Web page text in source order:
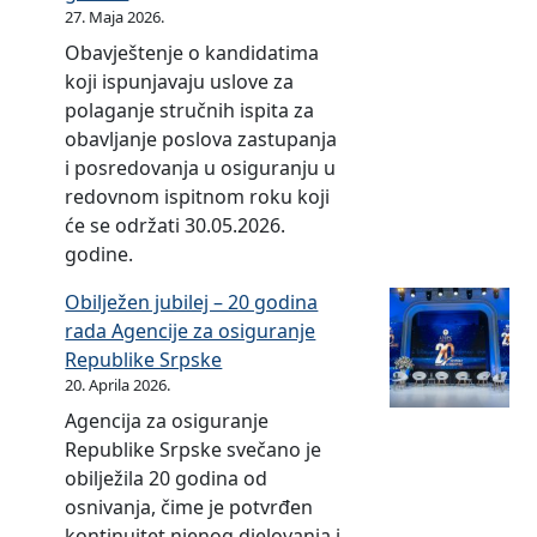
z
i
c
i
j
a
d
r
u
t
v
a
z
a
o
s
i
o
s
i
g
u
r
a
n
j
a
g
a
n
j
a
s
r
e
s
t
a
v
a
d
r
u
i
i
m
a
o
s
n
i
v
a
n
j
a
i
p
o
s
l
a
o
o
b
l
i
k
u
i
a
d
r
a
j
u
n
m
a
o
s
n
i
v
a
n
a
i
p
o
s
l
o
v
27. Maja 2026.
Obavještenje o kandidatima
koji ispunjavaju uslove za
polaganje stručnih ispita za
obavljanje poslova zastupanja
i posredovanja u osiguranju u
redovnom ispitnom roku koji
će se održati 30.05.2026.
godine.
Obilježen jubilej – 20 godina
rada Agencije za osiguranje
Republike Srpske
20. Aprila 2026.
Agencija za osiguranje
Republike Srpske svečano je
obilježila 20 godina od
osnivanja, čime je potvrđen